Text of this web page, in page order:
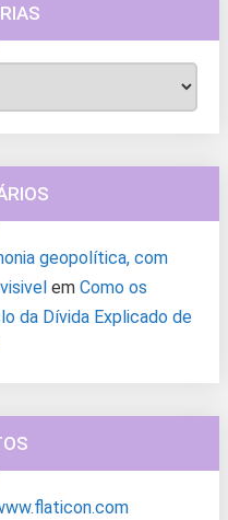
geopolítica, com
em Como os
da Dívida Explicado de